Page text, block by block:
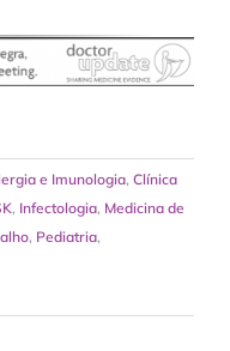
e Imunologia, Clínica
, Infectologia, Medicina de
, Pediatria,